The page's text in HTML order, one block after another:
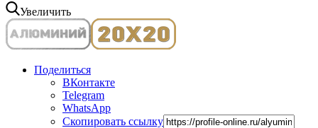
Увеличить
Поделиться
ВКонтакте
Telegram
WhatsApp
Скопировать ссылку